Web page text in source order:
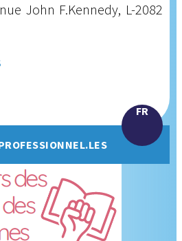
John F.Kennedy, L-2082
FR